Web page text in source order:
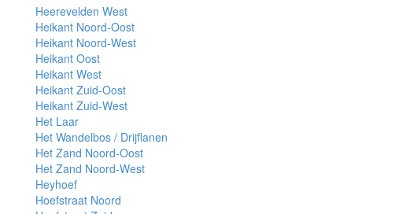
Heerevelden West
Heikant Noord-Oost
Heikant Noord-West
Heikant Oost
Heikant West
Heikant Zuid-Oost
Heikant Zuid-West
Het Laar
Het Wandelbos / Drijflanen
Het Zand Noord-Oost
Het Zand Noord-West
Heyhoef
Hoefstraat Noord